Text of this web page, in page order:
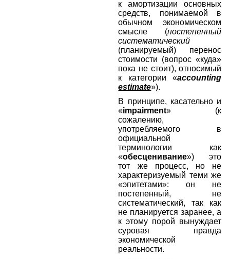
к амортизации основных
средств, понимаемой в
обычном экономическом
смысле (постепенный
систематический
(планируемый) перенос
стоимости (вопрос «куда»
пока не стоит), относимый
к категории «accounting
estimate»).
В принципе, касательно и
«impairment» (к
сожалению,
употребляемого в
официальной
терминологии как
«обесценивание») это
тот же процесс, но не
характеризуемый теми же
«эпитетами»: он не
постепенный, не
систематический, так как
не планируется заранее, а
к этому порой вынуждает
суровая правда
экономической
реальности.